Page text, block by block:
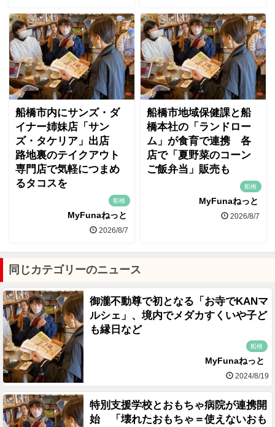
船橋市内にサンズ・ダ
イナー姉妹店「サン
ズ・タケリア」出店
路地裏のテイクアウト
専門店で気軽につまめ
るタコスを
船橋
MyFunaねっと
2026/8/7
船橋市地域保健課と船
橋本社の「ランドロー
ム」が食育で連携 各
店で「夏野菜のコーン
ご飯弁当」販売も
船橋
MyFunaねっと
2026/8/7
同じカテゴリーのニュース
御瀧不動尊で初となる「お寺でKANマ
ルシェ」、境内でメダカすくいや子ど
も縁日など
船橋
MyFunaねっと
2024/8/19
特別支援学校とおもちゃ病院が連携開
始 「壊れたおもちゃ＝使えないおも